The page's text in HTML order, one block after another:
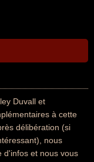
Duvall et
à cette
délibération (si
nous
d'infos et nous vous